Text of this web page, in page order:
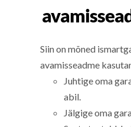
Siin on mõned
avamisseadme
Juhtige oma
abil.
Jälgige oma